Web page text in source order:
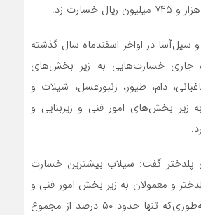
خسارت زد.
سیل‌آسا در اواخر اسفندماه سال گذشته
جاری خسارت‌هایی به زیر بخش‌های
دام، طیور، زنبورعسل، شیلات و
زیر بخش‌های امور فنی و زیربنایی و
پلدختر گفت: سیلاب بیشترین خسارت
و معمولان به زیر بخش امور فنی و
زیر بنایی وارد کرد به‌طوری‌که تنها حدود ۵۰ درصد از مجموع